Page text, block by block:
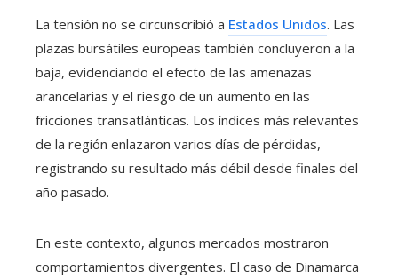
La tensión no se circunscribió a Estados Unidos. Las
plazas bursátiles europeas también concluyeron a la
baja, evidenciando el efecto de las amenazas
arancelarias y el riesgo de un aumento en las
fricciones transatlánticas. Los índices más relevantes
de la región enlazaron varios días de pérdidas,
registrando su resultado más débil desde finales del
año pasado.
En este contexto, algunos mercados mostraron
comportamientos divergentes. El caso de Dinamarca